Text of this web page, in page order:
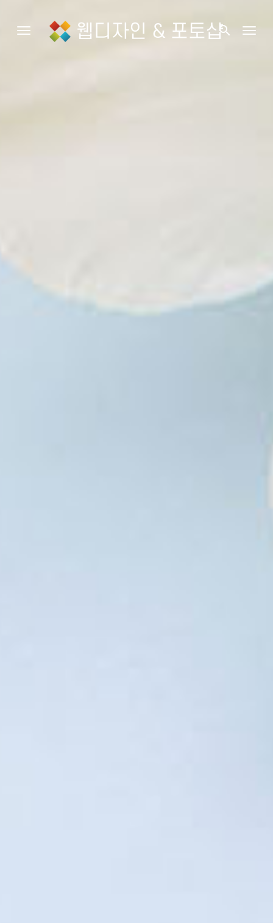
Toggle navigation웹디자인 & 포토샵search